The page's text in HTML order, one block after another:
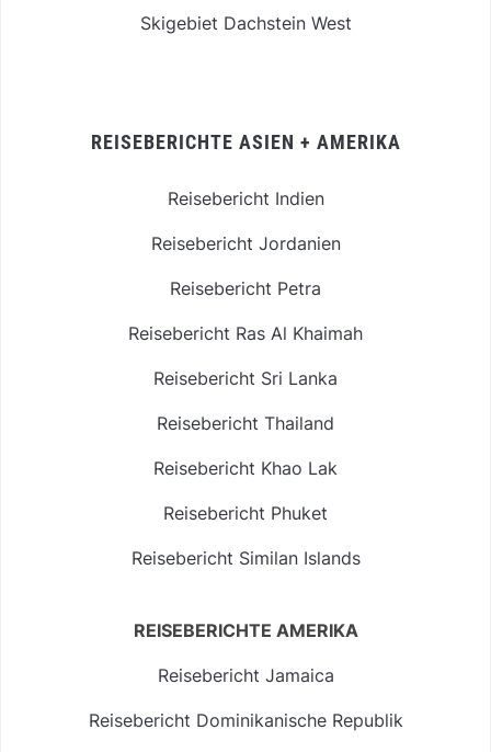
Skigebiet Dachstein West
REISEBERICHTE ASIEN + AMERIKA
Reisebericht Indien
Reisebericht Jordanien
Reisebericht Petra
Reisebericht Ras Al Khaimah
Reisebericht Sri Lanka
Reisebericht Thailand
Reisebericht Khao Lak
Reisebericht Phuket
Reisebericht Similan Islands
REISEBERICHTE AMERIKA
Reisebericht Jamaica
Reisebericht Dominikanische Republik